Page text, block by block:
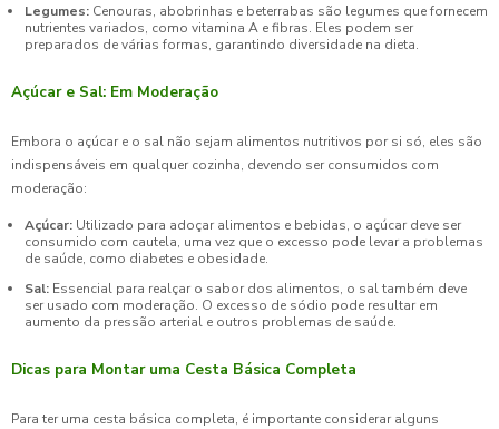
Legumes: Cenouras, abobrinhas e beterrabas são legumes que fornecem
nutrientes variados, como vitamina A e fibras. Eles podem ser
preparados de várias formas, garantindo diversidade na dieta.
Açúcar e Sal: Em Moderação
Embora o açúcar e o sal não sejam alimentos nutritivos por si só, eles são
indispensáveis em qualquer cozinha, devendo ser consumidos com
moderação:
Açúcar: Utilizado para adoçar alimentos e bebidas, o açúcar deve ser
consumido com cautela, uma vez que o excesso pode levar a problemas
de saúde, como diabetes e obesidade.
Sal: Essencial para realçar o sabor dos alimentos, o sal também deve
ser usado com moderação. O excesso de sódio pode resultar em
aumento da pressão arterial e outros problemas de saúde.
Dicas para Montar uma Cesta Básica Completa
Para ter uma cesta básica completa, é importante considerar alguns